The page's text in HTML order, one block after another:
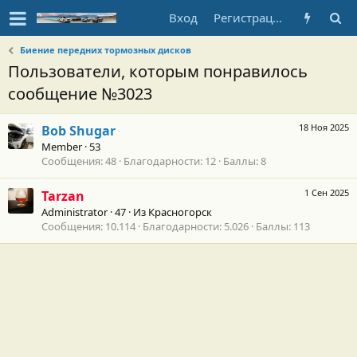
Вход Регистрация
Биение передних тормозных дисков
Пользователи, которым понравилось
сообщение №3023
18 Ноя 2025
Bob Shugar
Member ·53
Сообщения 48 Благодарности 12 Баллы 8
1 Сен 2025
Tarzan
Administrator ·47 · Из Красногорск
Сообщения 10.114 Благодарности 5.026 Баллы 113